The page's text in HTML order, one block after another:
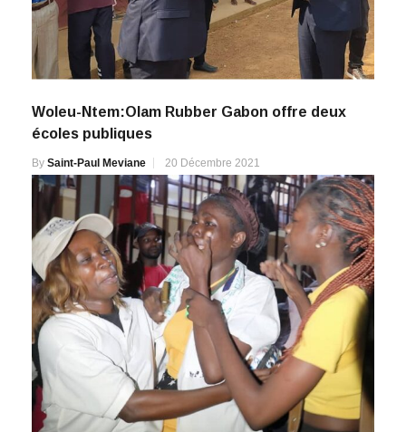
Woleu-Ntem:Olam Rubber Gabon offre deux
écoles publiques
By Saint-Paul Meviane 20 Décembre 2021